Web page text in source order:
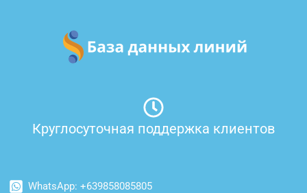
содержимому
Круглосуточная поддержка клиентов
WhatsApp: +639858085805